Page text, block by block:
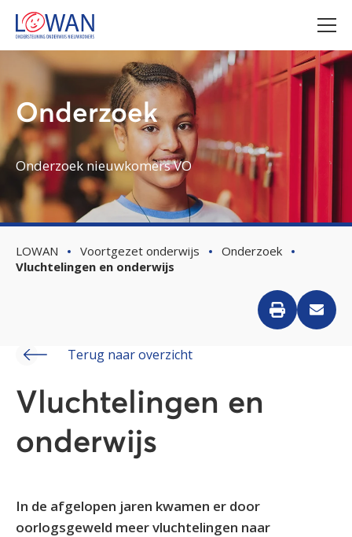
Onderzoek
Onderzoek nieuwkomers VO
LOWAN Voortgezet onderwijs
Onderzoek
Vluchtelingen en onderwijs
Terug naar overzicht
Vluchtelingen en
onderwijs
In de afgelopen jaren kwamen er door
oorlogsgeweld meer vluchtelingen naar